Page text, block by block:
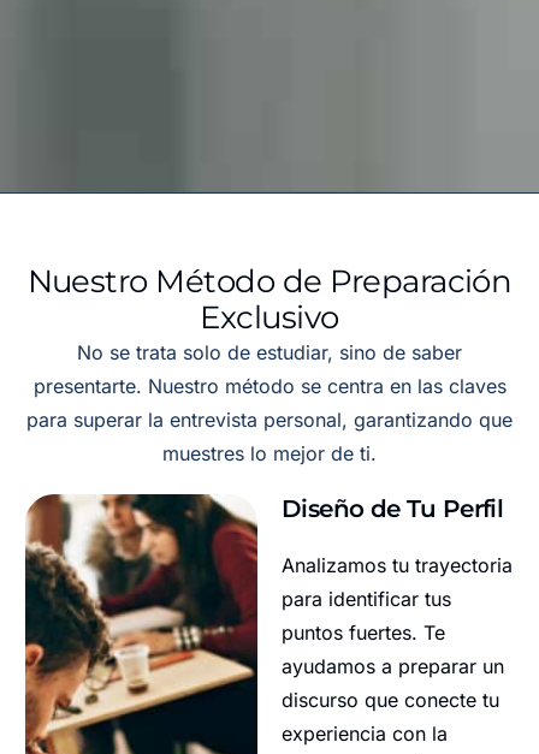
Nuestro Método de Preparación
Exclusivo
No se trata solo de estudiar, sino de saber
presentarte. Nuestro método se centra en las claves
para superar la entrevista personal, garantizando que
muestres lo mejor de ti.
Diseño de Tu Perfil
Analizamos tu trayectoria
para identificar tus
puntos fuertes. Te
ayudamos a preparar un
discurso que conecte tu
experiencia con la